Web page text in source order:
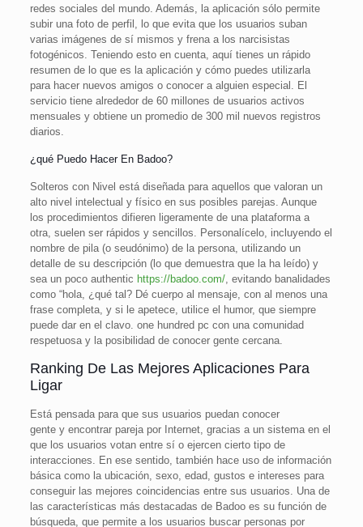
redes sociales del mundo. Además, la aplicación sólo permite
subir una foto de perfil, lo que evita que los usuarios suban
varias imágenes de sí mismos y frena a los narcisistas
fotogénicos. Teniendo esto en cuenta, aquí tienes un rápido
resumen de lo que es la aplicación y cómo puedes utilizarla
para hacer nuevos amigos o conocer a alguien especial. El
servicio tiene alrededor de 60 millones de usuarios activos
mensuales y obtiene un promedio de 300 mil nuevos registros
diarios.
¿qué Puedo Hacer En Badoo?
Solteros con Nivel está diseñada para aquellos que valoran un
alto nivel intelectual y físico en sus posibles parejas. Aunque
los procedimientos difieren ligeramente de una plataforma a
otra, suelen ser rápidos y sencillos. Personalícelo, incluyendo el
nombre de pila (o seudónimo) de la persona, utilizando un
detalle de su descripción (lo que demuestra que la ha leído) y
sea un poco authentic https://badoo.com/, evitando banalidades
como “hola, ¿qué tal? Dé cuerpo al mensaje, con al menos una
frase completa, y si le apetece, utilice el humor, que siempre
puede dar en el clavo. one hundred pc con una comunidad
respetuosa y la posibilidad de conocer gente cercana.
Ranking De Las Mejores Aplicaciones Para
Ligar
Está pensada para que sus usuarios puedan conocer
gente y encontrar pareja por Internet, gracias a un sistema en el
que los usuarios votan entre sí o ejercen cierto tipo de
interacciones. En ese sentido, también hace uso de información
básica como la ubicación, sexo, edad, gustos e intereses para
conseguir las mejores coincidencias entre sus usuarios. Una de
las características más destacadas de Badoo es su función de
búsqueda, que permite a los usuarios buscar personas por